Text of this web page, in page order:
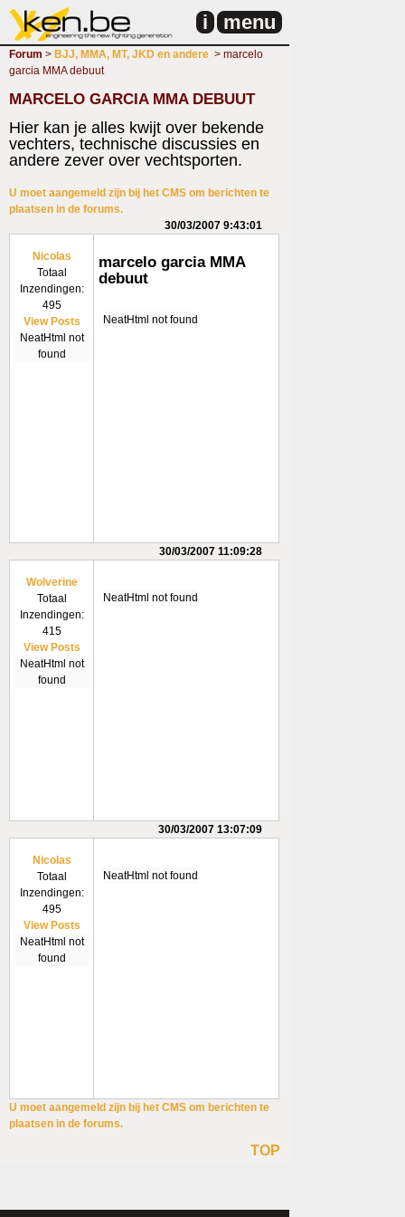
i menu
Forum > BJJ, MMA, MT, JKD en andere > marcelo
garcia MMA debuut
MARCELO GARCIA MMA DEBUUT
Hier kan je alles kwijt over bekende
vechters, technische discussies en
andere zever over vechtsporten.
U moet aangemeld zijn bij het CMS om berichten te
plaatsen in de forums.
30/03/2007 9:43:01
Nicolas
Totaal
Inzendingen:
495
View Posts
NeatHtml not
found
marcelo garcia MMA
debuut
NeatHtml not found
30/03/2007 11:09:28
Wolverine
Totaal
Inzendingen:
415
View Posts
NeatHtml not
found
NeatHtml not found
30/03/2007 13:07:09
Nicolas
Totaal
Inzendingen:
495
View Posts
NeatHtml not
found
NeatHtml not found
U moet aangemeld zijn bij het CMS om berichten te
plaatsen in de forums.
TOP